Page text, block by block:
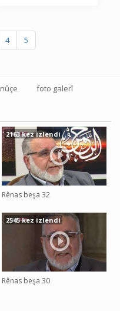
4 5
nûçe foto galerî
Rênas beşa 32
2163 kez izlendi
Rênas beşa 30
2545 kez izlendi